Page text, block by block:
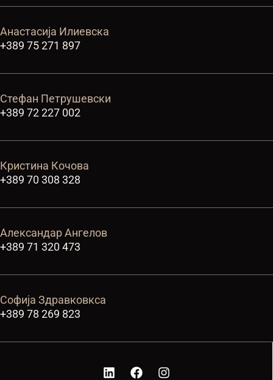
Анастасија Илиевска
+389 75 271 897
Стефан Петрушевски
+389 72 227 002
Кристина Кочова
+389 70 308 328
Александар Ангелов
+389 71 320 473
Софија Здравковкса
+389 78 269 823